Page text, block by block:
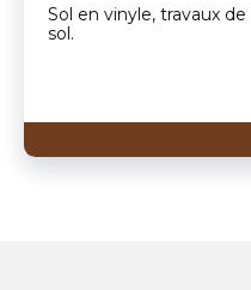
Sol en vinyle, travaux
sol.